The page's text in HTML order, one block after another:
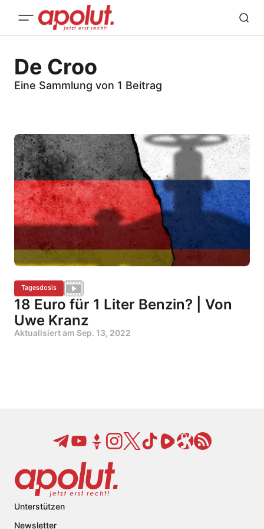
De Croo
Eine Sammlung von 1 Beitrag
Tagesdosis
18 Euro für 1 Liter Benzin? | Von
Uwe Kranz
Aktualisiert am Sep. 13, 2022
Unterstützen
Newsletter